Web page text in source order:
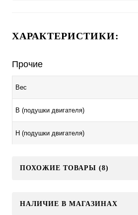
ХАРАКТЕРИСТИКИ:
Прочие
Вес
B (подушки двигателя)
H (подушки двигателя)
ПОХОЖИЕ ТОВАРЫ (8)
НАЛИЧИЕ В МАГАЗИНАХ